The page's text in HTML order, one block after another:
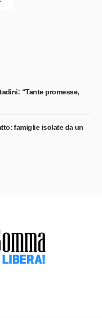
“Tante promesse,
famiglie isolate da un